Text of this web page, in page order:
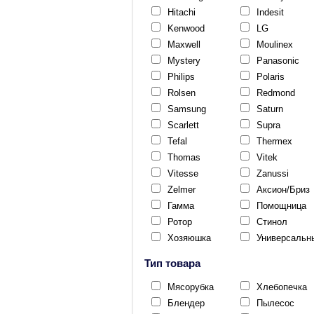
Hitachi
Indesit
Kenwood
LG
Maxwell
Moulinex
Mystery
Panasonic
Philips
Polaris
Rolsen
Redmond
Samsung
Saturn
Scarlett
Supra
Tefal
Thermex
Thomas
Vitek
Vitesse
Zanussi
Zelmer
Аксион/Бриз
Гамма
Помощница
Ротор
Стинол
Хозяюшка
Тип товара
Мясорубка
Хлебопечка
Блендер
Пылесос